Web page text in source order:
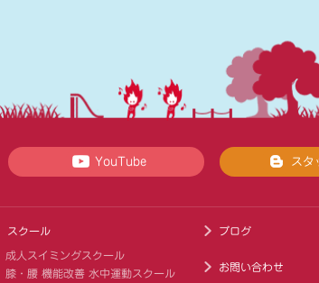
YouTube スタ
スクール
成人スイミングスクール
膝・腰 機能改善 水中運動スクール
ブログ
お問い合わせ